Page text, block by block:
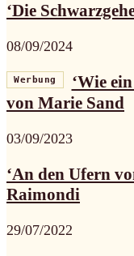
‘Die
08/09/2024
Werbung
‘Wie
von Marie Sand
03/09/2023
‘An den Ufern
Raimondi
29/07/2022